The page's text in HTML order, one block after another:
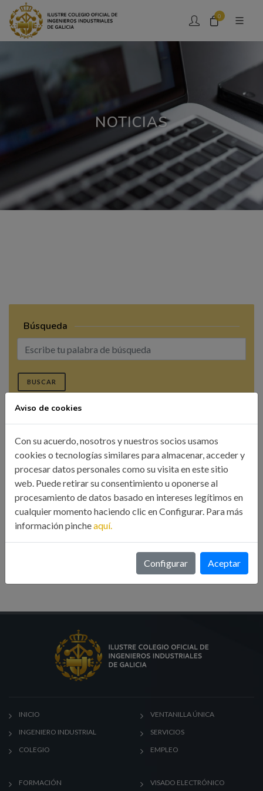
0
NOTICIAS
Búsqueda
BUSCAR
CATEGORÍAS
Colegio
Eventos
INICIO
INGENIERO INDUSTRIAL
COLEGIO
VENTANILLA ÚNICA
SERVICIOS
EMPLEO
FORMACIÓN VISADO ELECTRÓNICO
Aviso de cookies
Con su acuerdo, nosotros y nuestros socios usamos
cookies o tecnologías similares para almacenar, acceder y
procesar datos personales como su visita en este sitio
web. Puede retirar su consentimiento u oponerse al
procesamiento de datos basado en intereses legítimos en
cualquier momento haciendo clic en Configurar. Para más
información pincheaquí.
Configurar Aceptar